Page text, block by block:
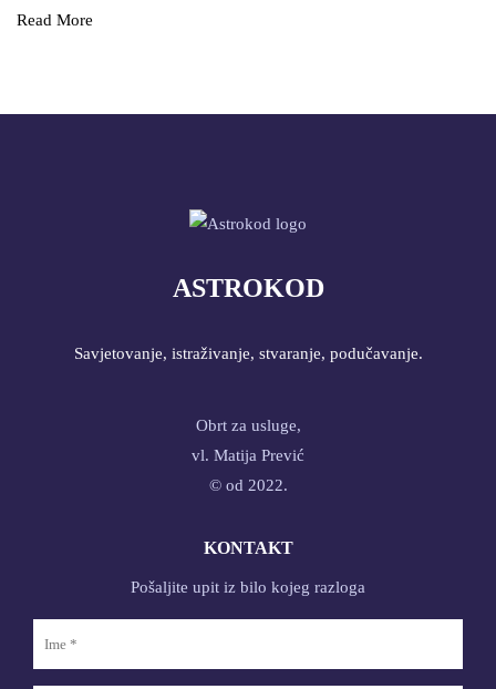
Read More
ASTROKOD
Savjetovanje, istraživanje, stvaranje, podučavanje.
Obrt za usluge,
vl. Matija Prević
© od 2022.
KONTAKT
Pošaljite upit iz bilo kojeg razloga